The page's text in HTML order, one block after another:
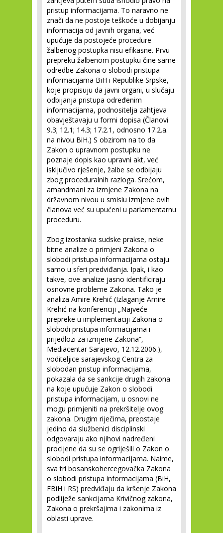
pristup informacijama. To naravno ne
znači da ne postoje teškoće u dobijanju
informacija od javnih organa, već
upućuje da postojeće procedure
žalbenog postupka nisu efikasne. Prvu
prepreku žalbenom postupku čine same
odredbe Zakona o slobodi pristupa
informacijama BiH i Republike Srpske,
koje propisuju da javni organi, u slučaju
odbijanja pristupa određenim
informacijama, podnositelja zahtjeva
obavještavaju u formi dopisa (Članovi
9.3; 12.1; 14.3; 17.2.1, odnosno 17.2.a.
na nivou BiH.) S obzirom na to da
Zakon o upravnom postupku ne
poznaje dopis kao upravni akt, već
isključivo rješenje, žalbe se odbijaju
zbog proceduralnih razloga. Srećom,
amandmani za izmjene Zakona na
državnom nivou u smislu izmjene ovih
članova već su upućeni u parlamentarnu
proceduru.
Zbog izostanka sudske prakse, neke
bitne analize o primjeni Zakona o
slobodi pristupa informacijama ostaju
samo u sferi predviđanja. Ipak, i kao
takve, ove analize jasno identificiraju
osnovne probleme Zakona. Tako je
analiza Amire Krehić (Izlaganje Amire
Krehić na konferenciji „Najveće
prepreke u implementaciji Zakona o
slobodi pristupa informacijama i
prijedlozi za izmjene Zakona“,
Mediacentar Sarajevo, 12.12.2006.),
voditeljice sarajevskog Centra za
slobodan pristup informacijama,
pokazala da se sankcije drugih zakona
na koje upućuje Zakon o slobodi
pristupa informacijam, u osnovi ne
mogu primjeniti na prekršitelje ovog
zakona. Drugim riječima, preostaje
jedino da službenici disciplinski
odgovaraju ako njihovi nadređeni
procijene da su se ogriješili o Zakon o
slobodi pristupa informacijama. Naime,
sva tri bosanskohercegovačka Zakona
o slobodi pristupa informacijama (BiH,
FBiH i RS) predviđaju da kršenje Zakona
podliježe sankcijama Krivičnog zakona,
Zakona o prekršajima i zakonima iz
oblasti uprave.